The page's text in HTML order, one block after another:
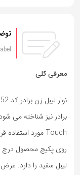
معرفی کلی
روی پکیج محصول درج